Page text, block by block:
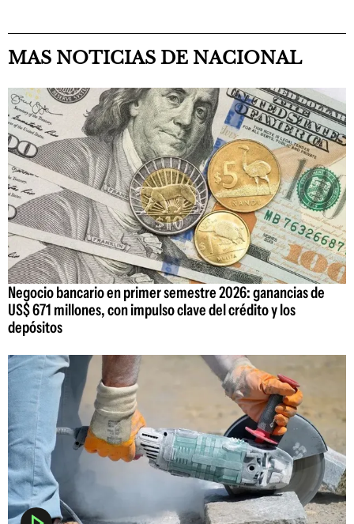
MAS NOTICIAS DE NACIONAL
Negocio bancario en primer semestre 2026: ganancias de
US$ 671 millones, con impulso clave del crédito y los
depósitos